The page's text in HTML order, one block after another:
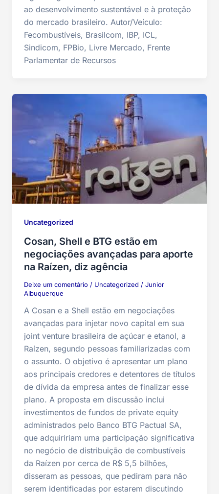
ao desenvolvimento sustentável e à proteção
do mercado brasileiro. Autor/Veículo:
Fecombustíveis, Brasilcom, IBP, ICL,
Sindicom, FPBio, Livre Mercado, Frente
Parlamentar de Recursos
Uncategorized
Cosan, Shell e BTG estão em
negociações avançadas para aporte
na Raízen, diz agência
Deixe um comentário / Uncategorized / Junior
Albuquerque
A Cosan e a Shell estão em negociações
avançadas para injetar novo capital em sua
joint venture brasileira de açúcar e etanol, a
Raízen, segundo pessoas familiarizadas com
o assunto. O objetivo é apresentar um plano
aos principais credores e detentores de títulos
de dívida da empresa antes de finalizar esse
plano. A proposta em discussão inclui
investimentos de fundos de private equity
administrados pelo Banco BTG Pactual SA,
que adquiririam uma participação significativa
no negócio de distribuição de combustíveis
da Raízen por cerca de R$ 5,5 bilhões,
disseram as pessoas, que pediram para não
serem identificadas por estarem discutindo